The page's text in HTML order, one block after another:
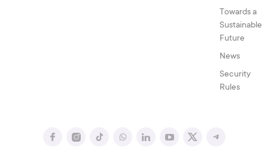
Towards a
Sustainable
Future
News
Security
Rules